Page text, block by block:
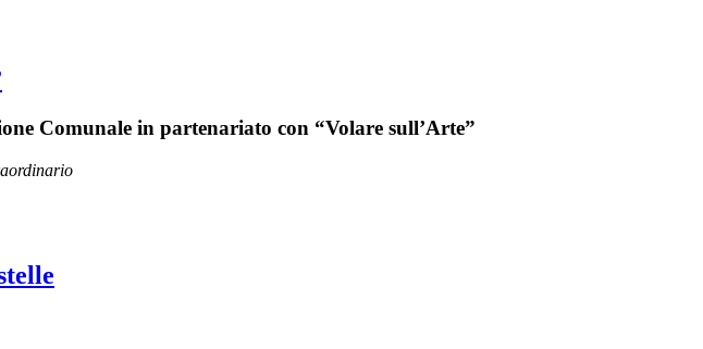
Comunale in partenariato con “Volare sull’Arte”